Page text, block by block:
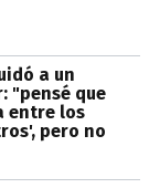
a un
"pensé que
entre los
pero no